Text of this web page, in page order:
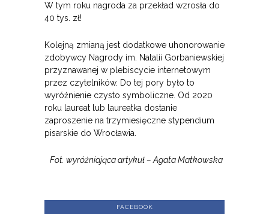
W tym roku nagroda za przekład wzrosła do
40 tys. zł!
Kolejną zmianą jest dodatkowe uhonorowanie
zdobywcy Nagrody im. Natalii Gorbaniewskiej
przyznawanej w plebiscycie internetowym
przez czytelników. Do tej pory było to
wyróżnienie czysto symboliczne. Od 2020
roku laureat lub laureatka dostanie
zaproszenie na trzymiesięczne stypendium
pisarskie do Wrocławia.
Fot. wyróżniająca artykuł – Agata Matkowska
FACEBOOK